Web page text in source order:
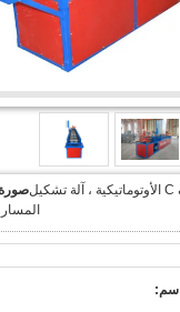
آلة لف قناة السقف C الأوتوماتيكية ، آلة تشكيل
اسم: